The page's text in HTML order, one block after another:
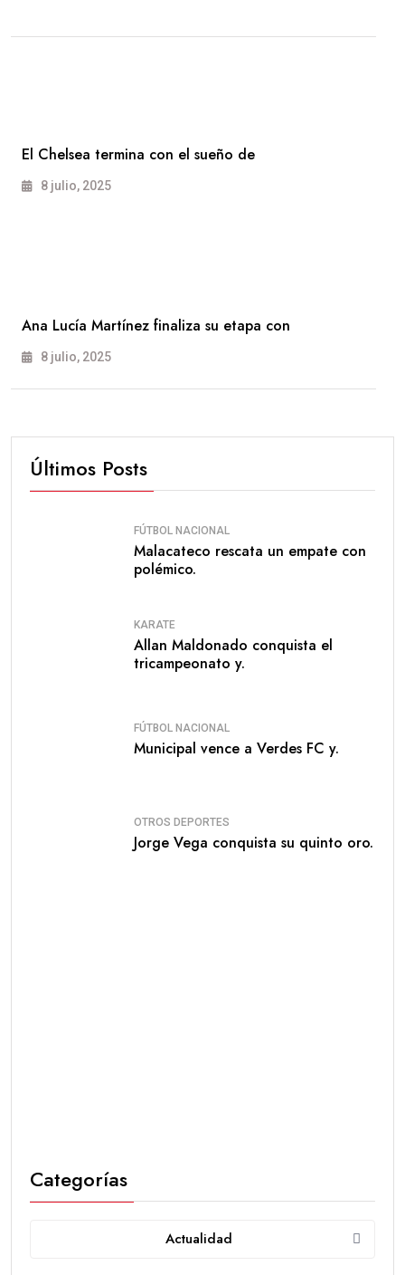
El Chelsea termina con el sueño de
8 julio, 2025
Ana Lucía Martínez finaliza su etapa con
8 julio, 2025
Últimos Posts
FÚTBOL NACIONAL
Malacateco rescata un empate con
polémico.
KARATE
Allan Maldonado conquista el
tricampeonato y.
FÚTBOL NACIONAL
Municipal vence a Verdes FC y.
OTROS DEPORTES
Jorge Vega conquista su quinto oro.
Categorías
Actualidad